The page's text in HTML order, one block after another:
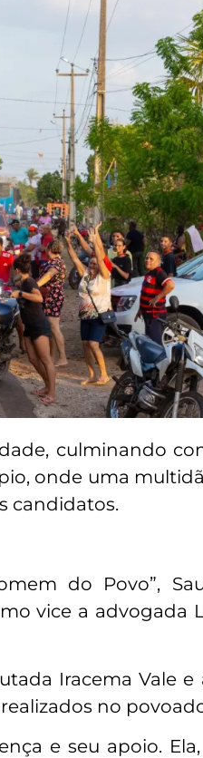
culminando
onde uma
candidatos.
do Povo”,
vice a advogada
Iracema Vale e
no
e seu apoio.